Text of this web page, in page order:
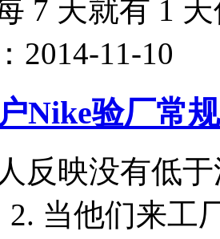
7 天就有 1
2014-11-10
Nike验厂常
反映没有低
当他们来工